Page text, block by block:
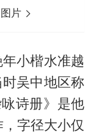
片
小楷水准越
吴中地区称
诗册》是他
字径大小仅